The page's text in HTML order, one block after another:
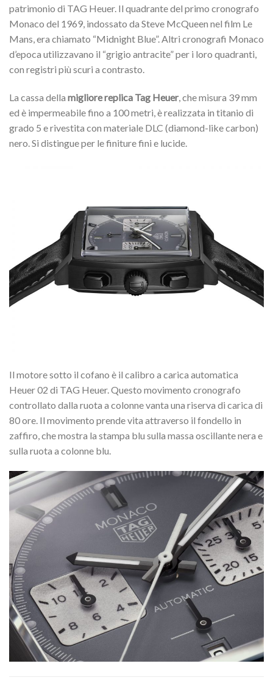
patrimonio di TAG Heuer. Il quadrante del primo cronografo
Monaco del 1969, indossato da Steve McQueen nel film Le
Mans, era chiamato “Midnight Blue”. Altri cronografi Monaco
d’epoca utilizzavano il “grigio antracite” per i loro quadranti,
con registri più scuri a contrasto.
La cassa della migliore replica Tag Heuer, che misura 39 mm
ed è impermeabile fino a 100 metri, è realizzata in titanio di
grado 5 e rivestita con materiale DLC (diamond-like carbon)
nero. Si distingue per le finiture fini e lucide.
Il motore sotto il cofano è il calibro a carica automatica
Heuer 02 di TAG Heuer. Questo movimento cronografo
controllato dalla ruota a colonne vanta una riserva di carica di
80 ore. Il movimento prende vita attraverso il fondello in
zaffiro, che mostra la stampa blu sulla massa oscillante nera e
sulla ruota a colonne blu.